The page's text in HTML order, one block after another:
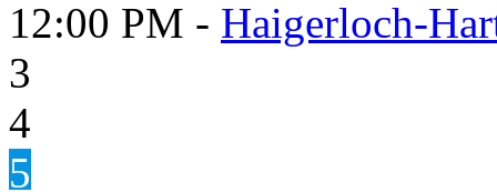
12:00 PM - Haigerloch-
3
4
5